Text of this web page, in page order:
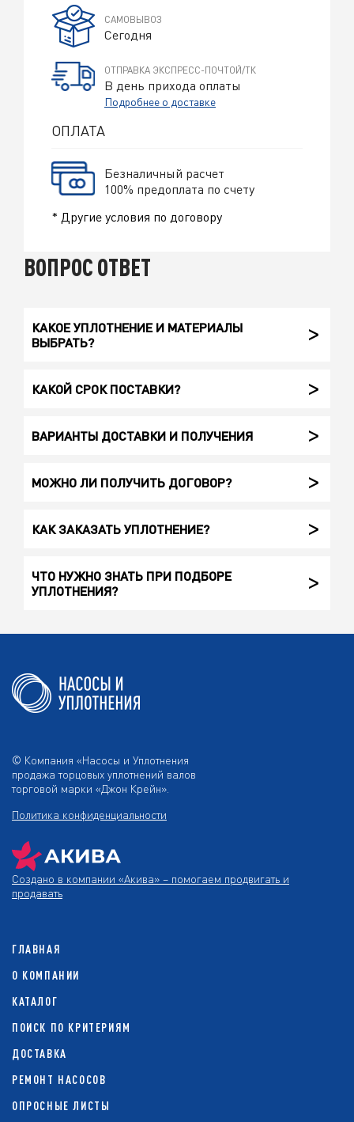
САМОВЫВОЗ
Сегодня
ОТПРАВКА ЭКСПРЕСС-ПОЧТОЙ/ТК
В день прихода оплаты
Подробнее о доставке
ОПЛАТА
Безналичный расчет
100% предоплата по счету
* Другие условия по договору
ВОПРОС ОТВЕТ
КАКОЕ УПЛОТНЕНИЕ И МАТЕРИАЛЫ
ВЫБРАТЬ?
КАКОЙ СРОК ПОСТАВКИ?
ВАРИАНТЫ ДОСТАВКИ И ПОЛУЧЕНИЯ
МОЖНО ЛИ ПОЛУЧИТЬ ДОГОВОР?
КАК ЗАКАЗАТЬ УПЛОТНЕНИЕ?
ЧТО НУЖНО ЗНАТЬ ПРИ ПОДБОРЕ
УПЛОТНЕНИЯ?
© Компания «Насосы и Уплотнения
продажа торцовых уплотнений валов
торговой марки «Джон Крейн».
Политика конфиденциальности
Создано в компании «Акива» – помогаем продвигать и
продавать
ГЛАВНАЯ
О КОМПАНИИ
КАТАЛОГ
ПОИСК ПО КРИТЕРИЯМ
ДОСТАВКА
РЕМОНТ НАСОСОВ
ОПРОСНЫЕ ЛИСТЫ